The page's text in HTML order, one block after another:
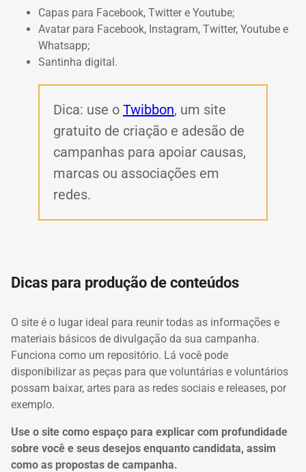
Capas para Facebook, Twitter e Youtube;
Avatar para Facebook, Instagram, Twitter, Youtube e
Whatsapp;
Santinha digital.
Dica: use o Twibbon, um site
gratuito de criação e adesão de
campanhas para apoiar causas,
marcas ou associações em
redes.
Dicas para produção de conteúdos
O site é o lugar ideal para reunir todas as informações e
materiais básicos de divulgação da sua campanha.
Funciona como um repositório. Lá você pode
disponibilizar as peças para que voluntárias e voluntários
possam baixar, artes para as redes sociais e releases, por
exemplo.
Use o site como espaço para explicar com profundidade
sobre você e seus desejos enquanto candidata, assim
como as propostas de campanha.